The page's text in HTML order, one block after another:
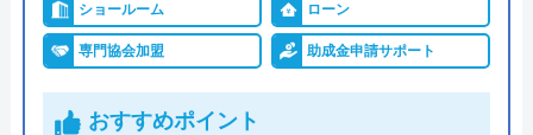
ハウスラボホーム の基本情報
運営会社 株式会社ハウスラボ
ショールーム ローン
専門協会加盟 助成金申請サポート
おすすめポイント